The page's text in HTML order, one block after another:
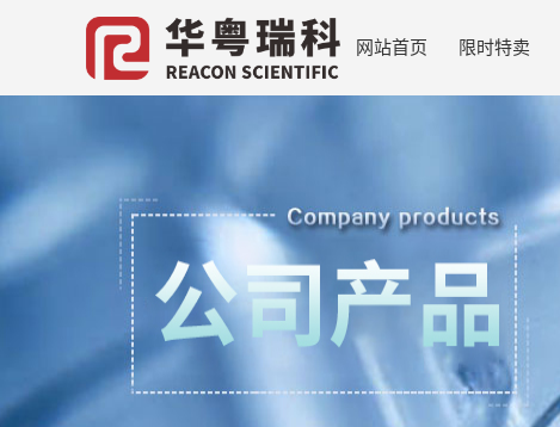
网站首页 限时特卖